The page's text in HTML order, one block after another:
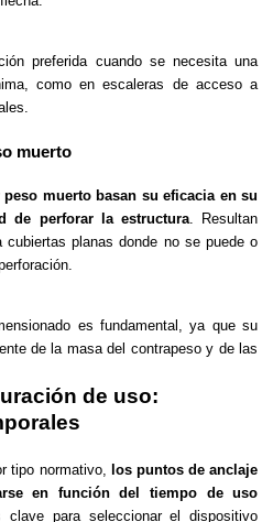
preferida cuando se necesita una
como en escaleras de acceso a
muerto
peso muerto basan su eficacia en su
de perforar la estructura. Resultan
cubiertas planas donde no se puede o
es fundamental, ya que su
de la masa del contrapeso y de las
de uso:
tipo normativo, los puntos de anclaje
en función del tiempo de uso
para seleccionar el dispositivo